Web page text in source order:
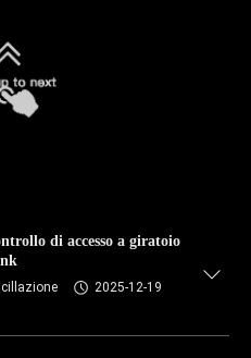
di accesso a giratoio
2025-12-19